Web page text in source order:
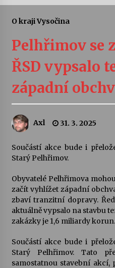
Vernisáž
30. 7. 2026
Veselí
30. 7. 2026
šedesátka: 28.
Letní koncerty
Jenakaši
28. 7. 2026
23. 7. 2026
O kraji Vysočina
Pelhřimov se
ŘSD vypsalo
západní
Axl 31. 3. 2025
Součástí akce bude i
Starý Pelhřimov.
Obyvatelé Pelhřimova
začít vyhlížet západní
zbaví tranzitní dopravy.
aktuálně vypsalo na stavbu
zakázky je 1,6 miliardy korun.
Součástí akce bude i
Starý Pelhřimov. Tato
samostatnou stavební akcí,